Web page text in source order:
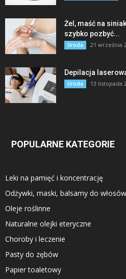
Żel, maść na
szybko pozbyć...
Uroda 21 września
Depilacja
Uroda 13 listopada
POPULARNE KATEGORIE
Leki na pamięć i koncentrację
Odżywki, maski, balsamy do włosów
Oleje roślinne
Naturalne olejki eteryczne
Choroby i leczenie
Pasty do zębów
Papier toaletowy